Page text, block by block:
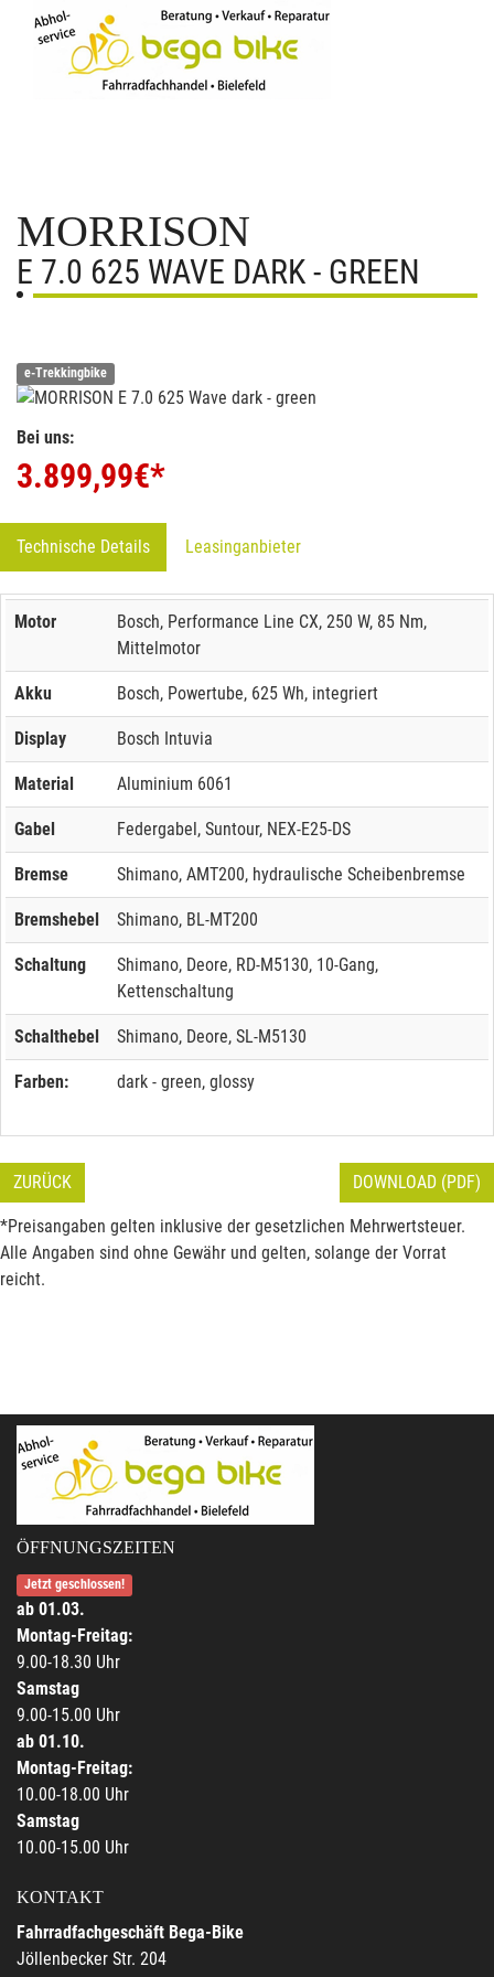
MORRISON
E 7.0 625 WAVE DARK - GREEN
e-Trekkingbike
Bei uns:
3.899,99€*
Technische Details Leasinganbieter
Motor
Bosch, Performance Line CX, 250 W, 85 Nm,
Mittelmotor
Akku Bosch, Powertube, 625 Wh, integriert
Display Bosch Intuvia
Material Aluminium 6061
Gabel Federgabel, Suntour, NEX-E25-DS
Bremse Shimano, AMT200, hydraulische Scheibenbremse
Bremshebel Shimano, BL-MT200
Schaltung
Shimano, Deore, RD-M5130, 10-Gang,
Kettenschaltung
Schalthebel Shimano, Deore, SL-M5130
Farben: dark - green, glossy
ZURÜCK DOWNLOAD (PDF)
*Preisangaben gelten inklusive der gesetzlichen Mehrwertsteuer.
Alle Angaben sind ohne Gewähr und gelten, solange der Vorrat
reicht.
ÖFFNUNGSZEITEN
Jetzt geschlossen!
ab 01.03.
Montag-Freitag:
9.00-18.30 Uhr
Samstag
9.00-15.00 Uhr
ab 01.10.
Montag-Freitag:
10.00-18.00 Uhr
Samstag
10.00-15.00 Uhr
KONTAKT
Fahrradfachgeschäft Bega-Bike
Jöllenbecker Str. 204